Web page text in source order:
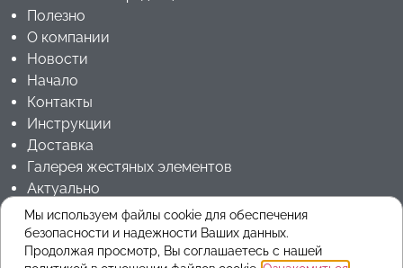
Полезно
О компании
Новости
Начало
Контакты
Инструкции
Доставка
Галерея жестяных элементов
Актуально
Jouanel Industrie RU
Мы используем файлы cookie для обеспечения
безопасности и надежности Ваших данных.
Продолжая просмотр, Вы соглашаетесь с нашей